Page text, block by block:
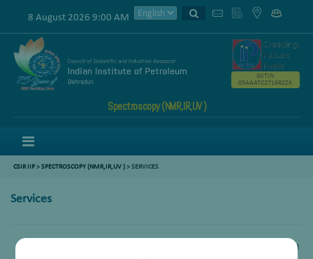
8 August 2026 9:00 AM
Spectroscopy (NMR,IR,UV )
GSTIN
05AAATC2716R2ZK
CSIR IIP>SPECTROSCOPY (NMR,IR,UV )>SERVICES
Services
Oil Characterization through Standard methods like ASTM 1840, ASTM